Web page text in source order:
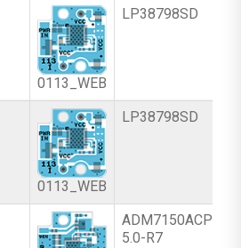
0113_WEB
LP38798SD
0113_WEB
LP38798SD
ADM7150ACPZ-
5.0-R7